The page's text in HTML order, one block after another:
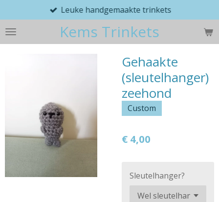
direct
naar
de
Kems Trinkets
Leuke handgemaakte trinkets
Gehaakte
(sleutelhanger)
zeehond
Custom
€ 4,00
Sleutelhanger?